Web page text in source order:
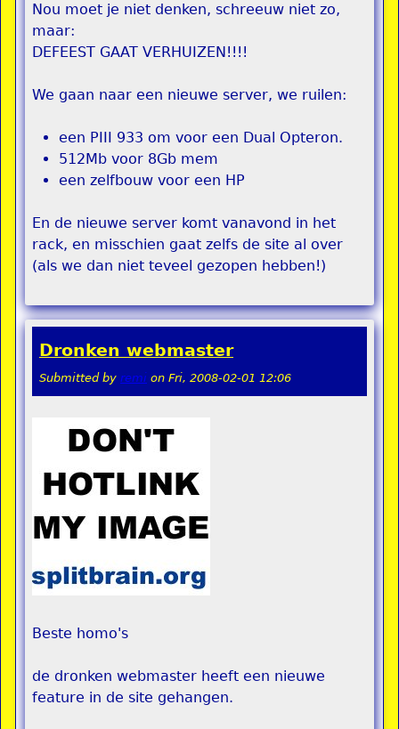
Nou moet je niet denken, schreeuw niet zo,
maar:
DEFEEST GAAT VERHUIZEN!!!!
We gaan naar een nieuwe server, we ruilen:
een PIII 933 om voor een Dual Opteron.
512Mb voor 8Gb mem
een zelfbouw voor een HP
En de nieuwe server komt vanavond in het
rack, en misschien gaat zelfs de site al over
(als we dan niet teveel gezopen hebben!)
Dronken webmaster
Submitted by remi on Fri, 2008-02-01 12:06
Beste homo's
de dronken webmaster heeft een nieuwe
feature in de site gehangen.